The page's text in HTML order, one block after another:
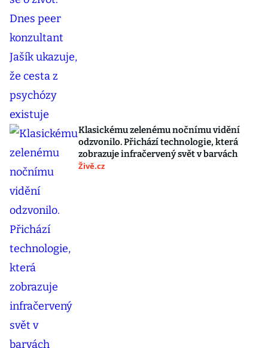
Klasickému zelenému nočnímu vidění
odzvonilo. Přichází technologie, která
zobrazuje infračervený svět v barvách
Živě.cz